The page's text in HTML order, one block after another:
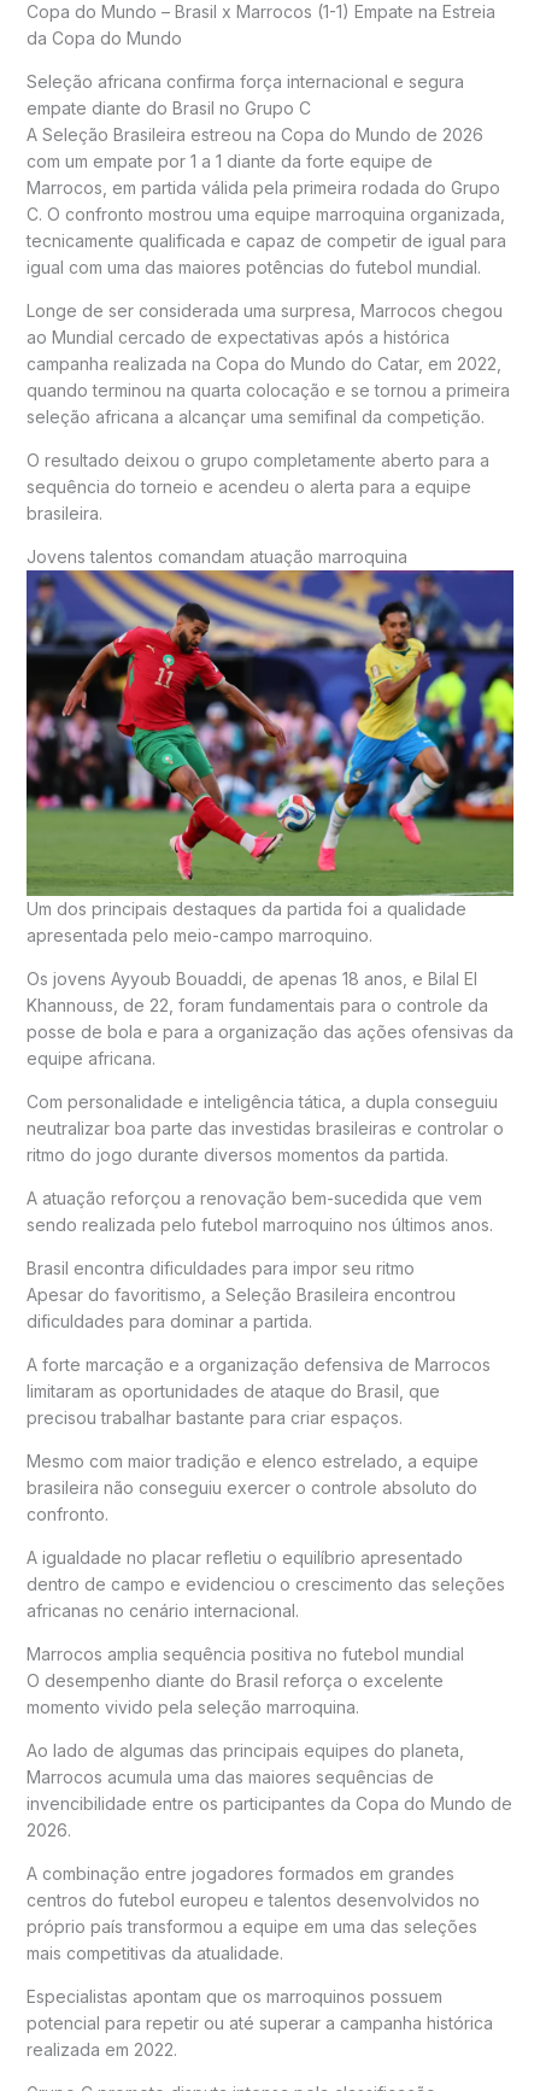
Copa do Mundo – Brasil x Marrocos (1-1) Empate na Estreia
da Copa do Mundo
Seleção africana confirma força internacional e segura
empate diante do Brasil no Grupo C
A Seleção Brasileira estreou na Copa do Mundo de 2026
com um empate por 1 a 1 diante da forte equipe de
Marrocos, em partida válida pela primeira rodada do Grupo
C. O confronto mostrou uma equipe marroquina organizada,
tecnicamente qualificada e capaz de competir de igual para
igual com uma das maiores potências do futebol mundial.
Longe de ser considerada uma surpresa, Marrocos chegou
ao Mundial cercado de expectativas após a histórica
campanha realizada na Copa do Mundo do Catar, em 2022,
quando terminou na quarta colocação e se tornou a primeira
seleção africana a alcançar uma semifinal da competição.
O resultado deixou o grupo completamente aberto para a
sequência do torneio e acendeu o alerta para a equipe
brasileira.
Jovens talentos comandam atuação marroquina
Um dos principais destaques da partida foi a qualidade
apresentada pelo meio-campo marroquino.
Os jovens Ayyoub Bouaddi, de apenas 18 anos, e Bilal El
Khannouss, de 22, foram fundamentais para o controle da
posse de bola e para a organização das ações ofensivas da
equipe africana.
Com personalidade e inteligência tática, a dupla conseguiu
neutralizar boa parte das investidas brasileiras e controlar o
ritmo do jogo durante diversos momentos da partida.
A atuação reforçou a renovação bem-sucedida que vem
sendo realizada pelo futebol marroquino nos últimos anos.
Brasil encontra dificuldades para impor seu ritmo
Apesar do favoritismo, a Seleção Brasileira encontrou
dificuldades para dominar a partida.
A forte marcação e a organização defensiva de Marrocos
limitaram as oportunidades de ataque do Brasil, que
precisou trabalhar bastante para criar espaços.
Mesmo com maior tradição e elenco estrelado, a equipe
brasileira não conseguiu exercer o controle absoluto do
confronto.
A igualdade no placar refletiu o equilíbrio apresentado
dentro de campo e evidenciou o crescimento das seleções
africanas no cenário internacional.
Marrocos amplia sequência positiva no futebol mundial
O desempenho diante do Brasil reforça o excelente
momento vivido pela seleção marroquina.
Ao lado de algumas das principais equipes do planeta,
Marrocos acumula uma das maiores sequências de
invencibilidade entre os participantes da Copa do Mundo de
2026.
A combinação entre jogadores formados em grandes
centros do futebol europeu e talentos desenvolvidos no
próprio país transformou a equipe em uma das seleções
mais competitivas da atualidade.
Especialistas apontam que os marroquinos possuem
potencial para repetir ou até superar a campanha histórica
realizada em 2022.